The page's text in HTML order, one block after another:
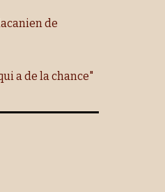
de
a de la chance"